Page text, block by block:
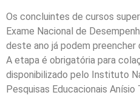
Os concluintes de cursos
Exame Nacional de
deste ano já podem
A etapa é obrigatória para
disponibilizado pelo Instituto
Pesquisas Educacionais Anísio